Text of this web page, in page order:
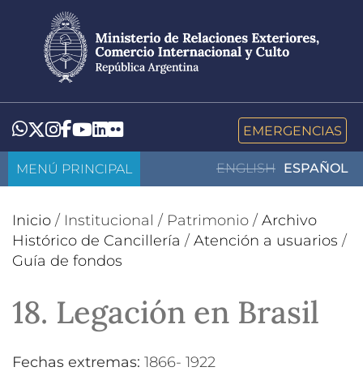
contenido
principal
Whatsapp
Twitter
Instagram
Facebook
YouTube
LinkedIn
Flickr EMERGENCIAS
ENGLISH ESPAÑOL
MENÚ PRINCIPAL
Inicio / Institucional / Patrimonio / Archivo
Histórico de Cancillería / Atención a usuarios /
Guía de fondos
18. Legación en Brasil
Fechas extremas: 1866- 1922